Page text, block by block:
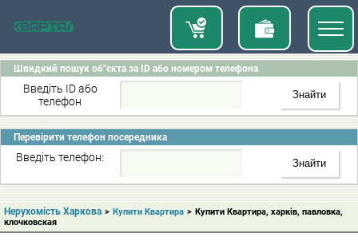
Швидкий пошук об"єкта за ID або номером телефона
Введіть ID або
телефон
Перевірити телефон посередника
Введіть телефон:
Нерухомість Харкова > Купити Квартира > Купити Квартира, харків, павловка,
клочковская